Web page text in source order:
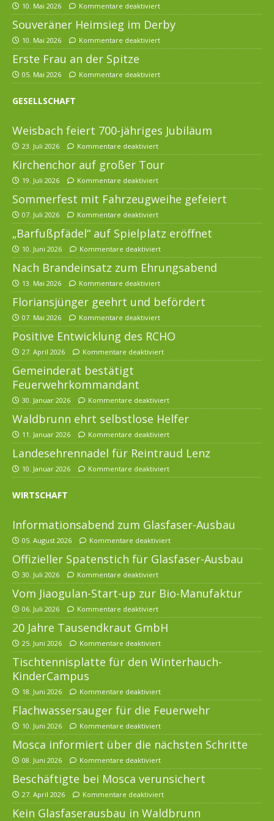
10. Mai 2026 Kommentare deaktiviert
Souveräner Heimsieg im Derby
10. Mai 2026 Kommentare deaktiviert
Erste Frau an der Spitze
05. Mai 2026 Kommentare deaktiviert
GESELLSCHAFT
Weisbach feiert 700-jähriges Jubiläum
23. Juli 2026 Kommentare deaktiviert
Kirchenchor auf großer Tour
19. Juli 2026 Kommentare deaktiviert
Sommerfest mit Fahrzeugweihe gefeiert
07. Juli 2026 Kommentare deaktiviert
„Barfußpfädel“ auf Spielplatz eröffnet
10. Juni 2026 Kommentare deaktiviert
Nach Brandeinsatz zum Ehrungsabend
13. Mai 2026 Kommentare deaktiviert
Floriansjünger geehrt und befördert
07. Mai 2026 Kommentare deaktiviert
Positive Entwicklung des RCHO
27. April 2026 Kommentare deaktiviert
Gemeinderat bestätigt
Feuerwehrkommandant
30. Januar 2026 Kommentare deaktiviert
Waldbrunn ehrt selbstlose Helfer
11. Januar 2026 Kommentare deaktiviert
Landesehrennadel für Reintraud Lenz
10. Januar 2026 Kommentare deaktiviert
WIRTSCHAFT
Informationsabend zum Glasfaser-Ausbau
05. August 2026 Kommentare deaktiviert
Offizieller Spatenstich für Glasfaser-Ausbau
30. Juli 2026 Kommentare deaktiviert
Vom Jiaogulan-Start-up zur Bio-Manufaktur
06. Juli 2026 Kommentare deaktiviert
20 Jahre Tausendkraut GmbH
25. Juni 2026 Kommentare deaktiviert
Tischtennisplatte für den Winterhauch-
KinderCampus
18. Juni 2026 Kommentare deaktiviert
Flachwassersauger für die Feuerwehr
10. Juni 2026 Kommentare deaktiviert
Mosca informiert über die nächsten Schritte
08. Juni 2026 Kommentare deaktiviert
Beschäftigte bei Mosca verunsichert
27. April 2026 Kommentare deaktiviert
Kein Glasfaserausbau in Waldbrunn